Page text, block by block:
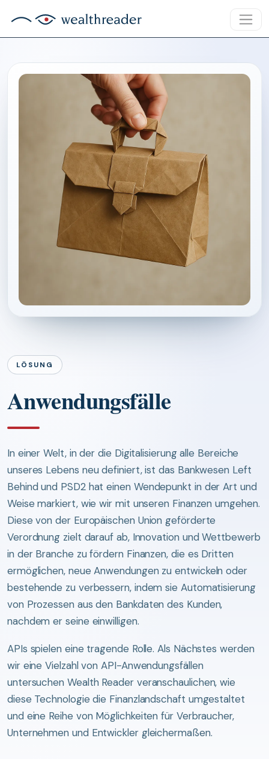
LÖSUNG
Anwendungsfälle
In einer Welt, in der die Digitalisierung alle Bereiche
unseres Lebens neu definiert, ist das Bankwesen Left
Behind und PSD2 hat einen Wendepunkt in der Art und
Weise markiert, wie wir mit unseren Finanzen umgehen.
Diese von der Europäischen Union geförderte
Verordnung zielt darauf ab, Innovation und Wettbewerb
in der Branche zu fördern Finanzen, die es Dritten
ermöglichen, neue Anwendungen zu entwickeln oder
bestehende zu verbessern, indem sie Automatisierung
von Prozessen aus den Bankdaten des Kunden,
nachdem er seine einwilligen.
APIs spielen eine tragende Rolle. Als Nächstes werden
wir eine Vielzahl von API-Anwendungsfällen
untersuchen Wealth Reader veranschaulichen, wie
diese Technologie die Finanzlandschaft umgestaltet
und eine Reihe von Möglichkeiten für Verbraucher,
Unternehmen und Entwickler gleichermaßen.